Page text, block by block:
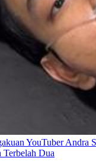
YouTuber Andra
Dua